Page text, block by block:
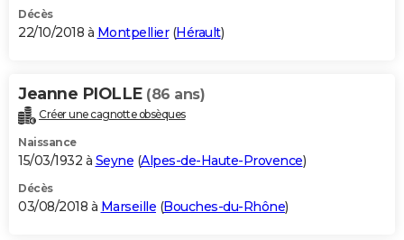
Décès
22/10/2018 à Montpellier(Hérault)
Jeanne PIOLLE (86 ans)
Créer une cagnotte obsèques
Naissance
15/03/1932 à Seyne (Alpes-de-Haute-Provence)
Décès
03/08/2018 à Marseille (Bouches-du-Rhône)